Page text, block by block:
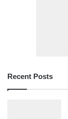
Recent Posts